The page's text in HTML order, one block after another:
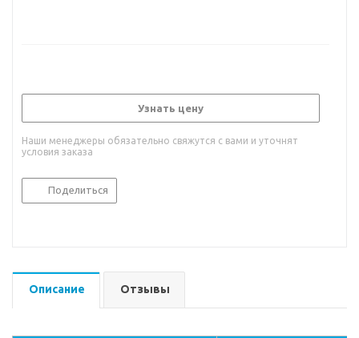
Узнать цену
Наши менеджеры обязательно свяжутся с вами и уточнят
условия заказа
Поделиться
Описание Отзывы